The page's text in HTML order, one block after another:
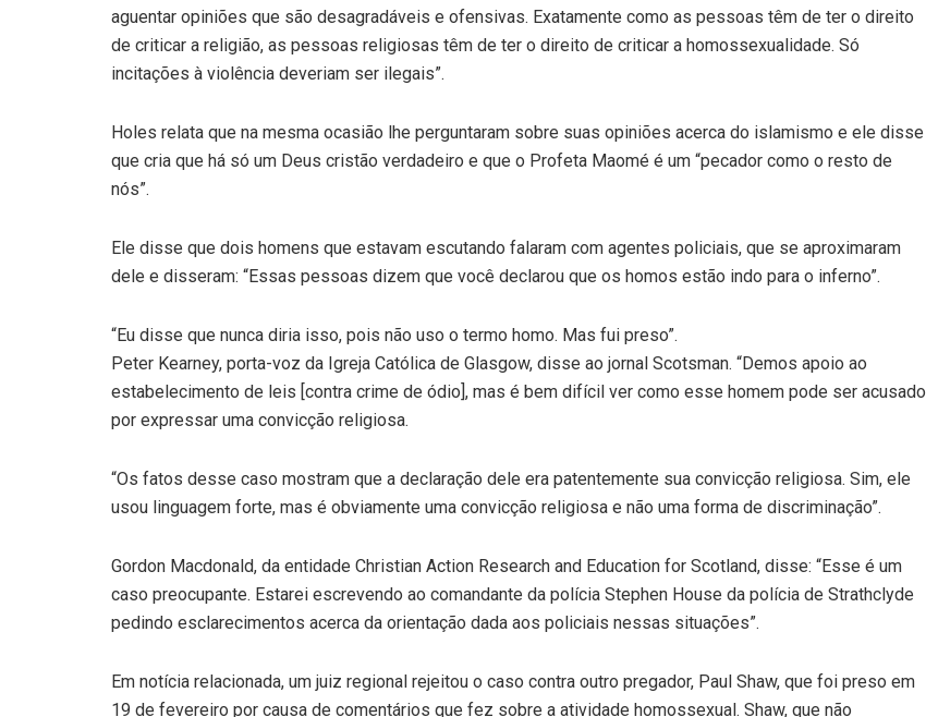
aguentar opiniões que são desagradáveis e ofensivas. Exatamente como as pessoas têm de ter o direito
de criticar a religião, as pessoas religiosas têm de ter o direito de criticar a homossexualidade. Só
incitações à violência deveriam ser ilegais”.
Holes relata que na mesma ocasião lhe perguntaram sobre suas opiniões acerca do islamismo e ele disse
que cria que há só um Deus cristão verdadeiro e que o Profeta Maomé é um “pecador como o resto de
nós”.
Ele disse que dois homens que estavam escutando falaram com agentes policiais, que se aproximaram
dele e disseram: “Essas pessoas dizem que você declarou que os homos estão indo para o inferno”.
“Eu disse que nunca diria isso, pois não uso o termo homo. Mas fui preso”.
Peter Kearney, porta-voz da Igreja Católica de Glasgow, disse ao jornal Scotsman. “Demos apoio ao
estabelecimento de leis [contra crime de ódio], mas é bem difícil ver como esse homem pode ser acusado
por expressar uma convicção religiosa.
“Os fatos desse caso mostram que a declaração dele era patentemente sua convicção religiosa. Sim, ele
usou linguagem forte, mas é obviamente uma convicção religiosa e não uma forma de discriminação”.
Gordon Macdonald, da entidade Christian Action Research and Education for Scotland, disse: “Esse é um
caso preocupante. Estarei escrevendo ao comandante da polícia Stephen House da polícia de Strathclyde
pedindo esclarecimentos acerca da orientação dada aos policiais nessas situações”.
Em notícia relacionada, um juiz regional rejeitou o caso contra outro pregador, Paul Shaw, que foi preso em
19 de fevereiro por causa de comentários que fez sobre a atividade homossexual. Shaw, que não